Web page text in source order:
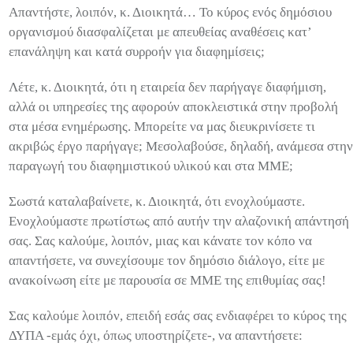
Απαντήστε, λοιπόν, κ. Διοικητά… Το κύρος ενός δημόσιου
οργανισμού διασφαλίζεται με απευθείας αναθέσεις κατ’
επανάληψη και κατά συρροήν για διαφημίσεις;
Λέτε, κ. Διοικητά, ότι η εταιρεία δεν παρήγαγε διαφήμιση,
αλλά οι υπηρεσίες της αφορούν αποκλειστικά στην προβολή
στα μέσα ενημέρωσης. Μπορείτε να μας διευκρινίσετε τι
ακριβώς έργο παρήγαγε; Μεσολαβούσε, δηλαδή, ανάμεσα στην
παραγωγή του διαφημιστικού υλικού και στα ΜΜΕ;
Σωστά καταλαβαίνετε, κ. Διοικητά, ότι ενοχλούμαστε.
Ενοχλούμαστε πρωτίστως από αυτήν την αλαζονική απάντησή
σας. Σας καλούμε, λοιπόν, μιας και κάνατε τον κόπο να
απαντήσετε, να συνεχίσουμε τον δημόσιο διάλογο, είτε με
ανακοίνωση είτε με παρουσία σε ΜΜΕ της επιθυμίας σας!
Σας καλούμε λοιπόν, επειδή εσάς σας ενδιαφέρει το κύρος της
ΔΥΠΑ -εμάς όχι, όπως υποστηρίζετε-, να απαντήσετε: